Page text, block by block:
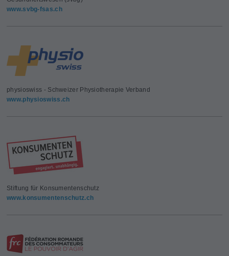
www.svbg-fsas.ch
physioswiss - Schweizer Physiotherapie Verband
www.physioswiss.ch
Stiftung für Konsumentenschutz
www.konsumentenschutz.ch